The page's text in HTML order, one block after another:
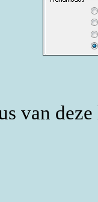
van